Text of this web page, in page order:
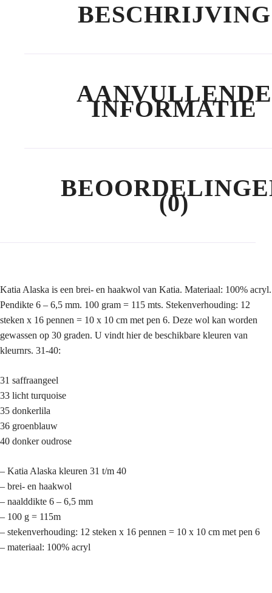
BESCHRIJVING
AANVULLENDE
INFORMATIE
(0)
Katia Alaska is een brei- en haakwol van Katia. Materiaal: 100% acryl.
Pendikte 6 – 6,5 mm. 100 gram = 115 mts. Stekenverhouding: 12
steken x 16 pennen = 10 x 10 cm met pen 6. Deze wol kan worden
gewassen op 30 graden. U vindt hier de beschikbare kleuren van
kleurnrs. 31-40:
31 saffraangeel
33 licht turquoise
35 donkerlila
36 groenblauw
40 donker oudrose
– Katia Alaska kleuren 31 t/m 40
– brei- en haakwol
– naalddikte 6 – 6,5 mm
– 100 g = 115m
– stekenverhouding: 12 steken x 16 pennen = 10 x 10 cm met pen 6
– materiaal: 100% acryl